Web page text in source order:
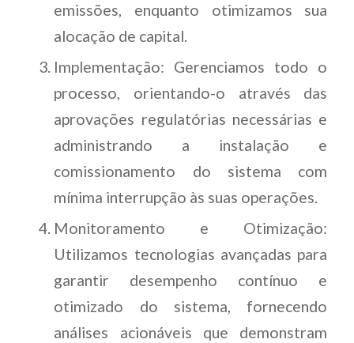
emissões, enquanto otimizamos sua
alocação de capital.
Implementação: Gerenciamos todo o
processo, orientando-o através das
aprovações regulatórias necessárias e
administrando a instalação e
comissionamento do sistema com
mínima interrupção às suas operações.
Monitoramento e Otimização:
Utilizamos tecnologias avançadas para
garantir desempenho contínuo e
otimizado do sistema, fornecendo
análises acionáveis que demonstram